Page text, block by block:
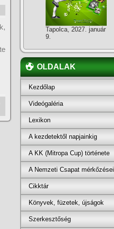
Tapolca, 2027. január
9.
OLDALAK
Kezdőlap
Videógaléria
Lexikon
A kezdetektől napjainkig
A KK (Mitropa Cup) története
A Nemzeti Csapat mérkőzései
Cikktár
Könyvek, füzetek, újságok
Szerkesztőség